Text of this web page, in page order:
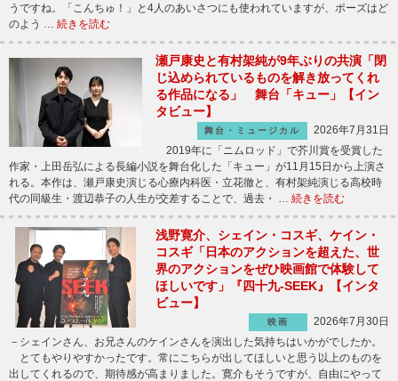
うですね。「こんちゅ！」と4人のあいさつにも使われていますが、ポーズはど
のよう … 続きを読む
瀬戸康史と有村架純が9年ぶりの共演「閉
じ込められているものを解き放ってくれ
る作品になる」 舞台「キュー」【イン
タビュー】
舞台・ミュージカル
2026年7月31日
2019年に「ニムロッド」で芥川賞を受賞した
作家・上田岳弘による長編小説を舞台化した「キュー」が11月15日から上演さ
れる。本作は、瀬戸康史演じる心療内科医・立花徹と、有村架純演じる高校時
代の同級生・渡辺恭子の人生が交差することで、過去・ … 続きを読む
浅野寛介、シェイン・コスギ、ケイン・
コスギ「日本のアクションを超えた、世
界のアクションをぜひ映画館で体験して
ほしいです」『四十九-SEEK』【インタ
ビュー】
映画
2026年7月30日
－シェインさん、お兄さんのケインさんを演出した気持ちはいかがでしたか。
とてもやりやすかったです。常にこちらが出してほしいと思う以上のものを
出してくれるので、期待感が高まりました。寛介もそうですが、自由にやって